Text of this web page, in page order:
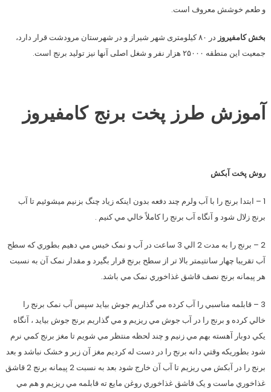
و طعم خوشش معروف است.
بخش کامفیروز
در ۸۰ کیلومتری شهر شیراز و در شهرستان مرودشت قرار دارد،
جمعیت این منطقه ۲۵۰۰۰ هزار نفر و شغل اصلی آنها نیز تولید برنج است.
آموزش طرز پخت برنج كامفيروز
روش پخت آبکش
1 – ابتدا برنج را با آب ولرم چند دفعه بدون اينکه زياد چنگ بزنيم ميشوئيم تا آب
برنج زلال شود و آنگاه آب برنج را کاملاً خالي مي کنيم .
2 – برنج را به مدت 2 الي 3 ساعت در آب و نمک خيس مي دهيم بطوري که سطح
آب تقريبا چهار سانتيمتر بالا تر از سطح برنج قرار بگيرد و مقدار نمک آن به نسبت
هر پيمانه برنج نصف قاشق غذاخوري نمک مي باشد.
3 – قابلمه مناسبي را آب کرده مي گذاريم جوش بيايد سپس آب نمک برنج را
خالي کرده و برنج را در آب جوش مي ريزيم و مي گذاريم برنج جوش بيايد ، آنگاه
يکي دوبار آهسته بهم مي زنيم و چند لحظه منتظر مي شويم تا مغز برنج کمي نرم
شود بطوريکه وقتي دانه برنج را در دست له کرديم مغز آن زبر و خشک نباشد و بعد
برنج را در آبکش مي ريزيم تا آب آن خارج شود بعد به نسبت 2 پيمانه برنج 2 قاشق
غذاخوري ماست و يک قاشق غذاخوري روغن مايع ته قابلمه مي ريزيم و هم مي